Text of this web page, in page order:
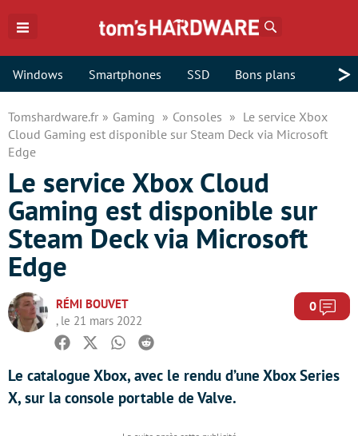
Windows Smartphones SSD Bons plans >
Tomshardware.fr Gaming Consoles
Le service Xbox
Cloud Gaming est disponible sur Steam Deck via Microsoft
Edge
Le service Xbox Cloud
Gaming est disponible sur
Steam Deck via Microsoft
Edge
RÉMI BOUVET
, le 21 mars 2022
0
Facebook
TwitterWhatsapp
Reddit
Le catalogue Xbox, avec le rendu d’une Xbox Series
X, sur la console portable de Valve.